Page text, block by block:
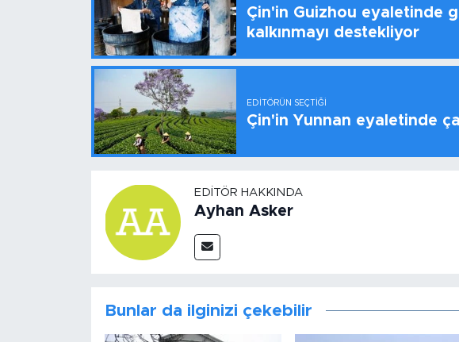
Çin'in Guizhou eyaletinde
kalkınmayı destekliyor
EDITÖRÜN SEÇTIĞI
Çin'in Yunnan eyaletinde
EDITÖR HAKKINDA
Ayhan Asker
Bunlar da ilginizi çekebilir